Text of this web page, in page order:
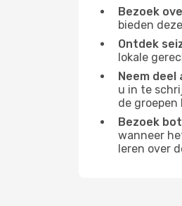
Bezoek
bieden
Ontdek
lokale
Neem deel
u in te
de
Bezoek
wanneer
leren over